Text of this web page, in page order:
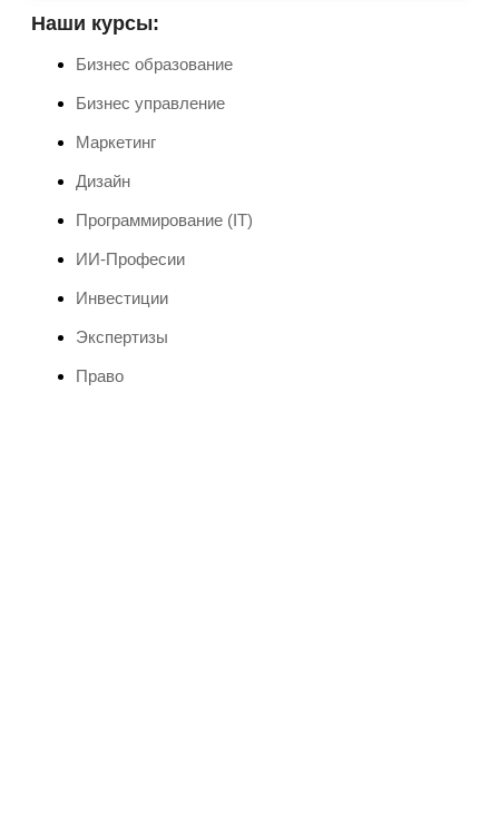
Наши курсы:
Бизнес образование
Бизнес управление
Маркетинг
Дизайн
Программирование (IT)
ИИ-Професии
Инвестиции
Экспертизы
Право